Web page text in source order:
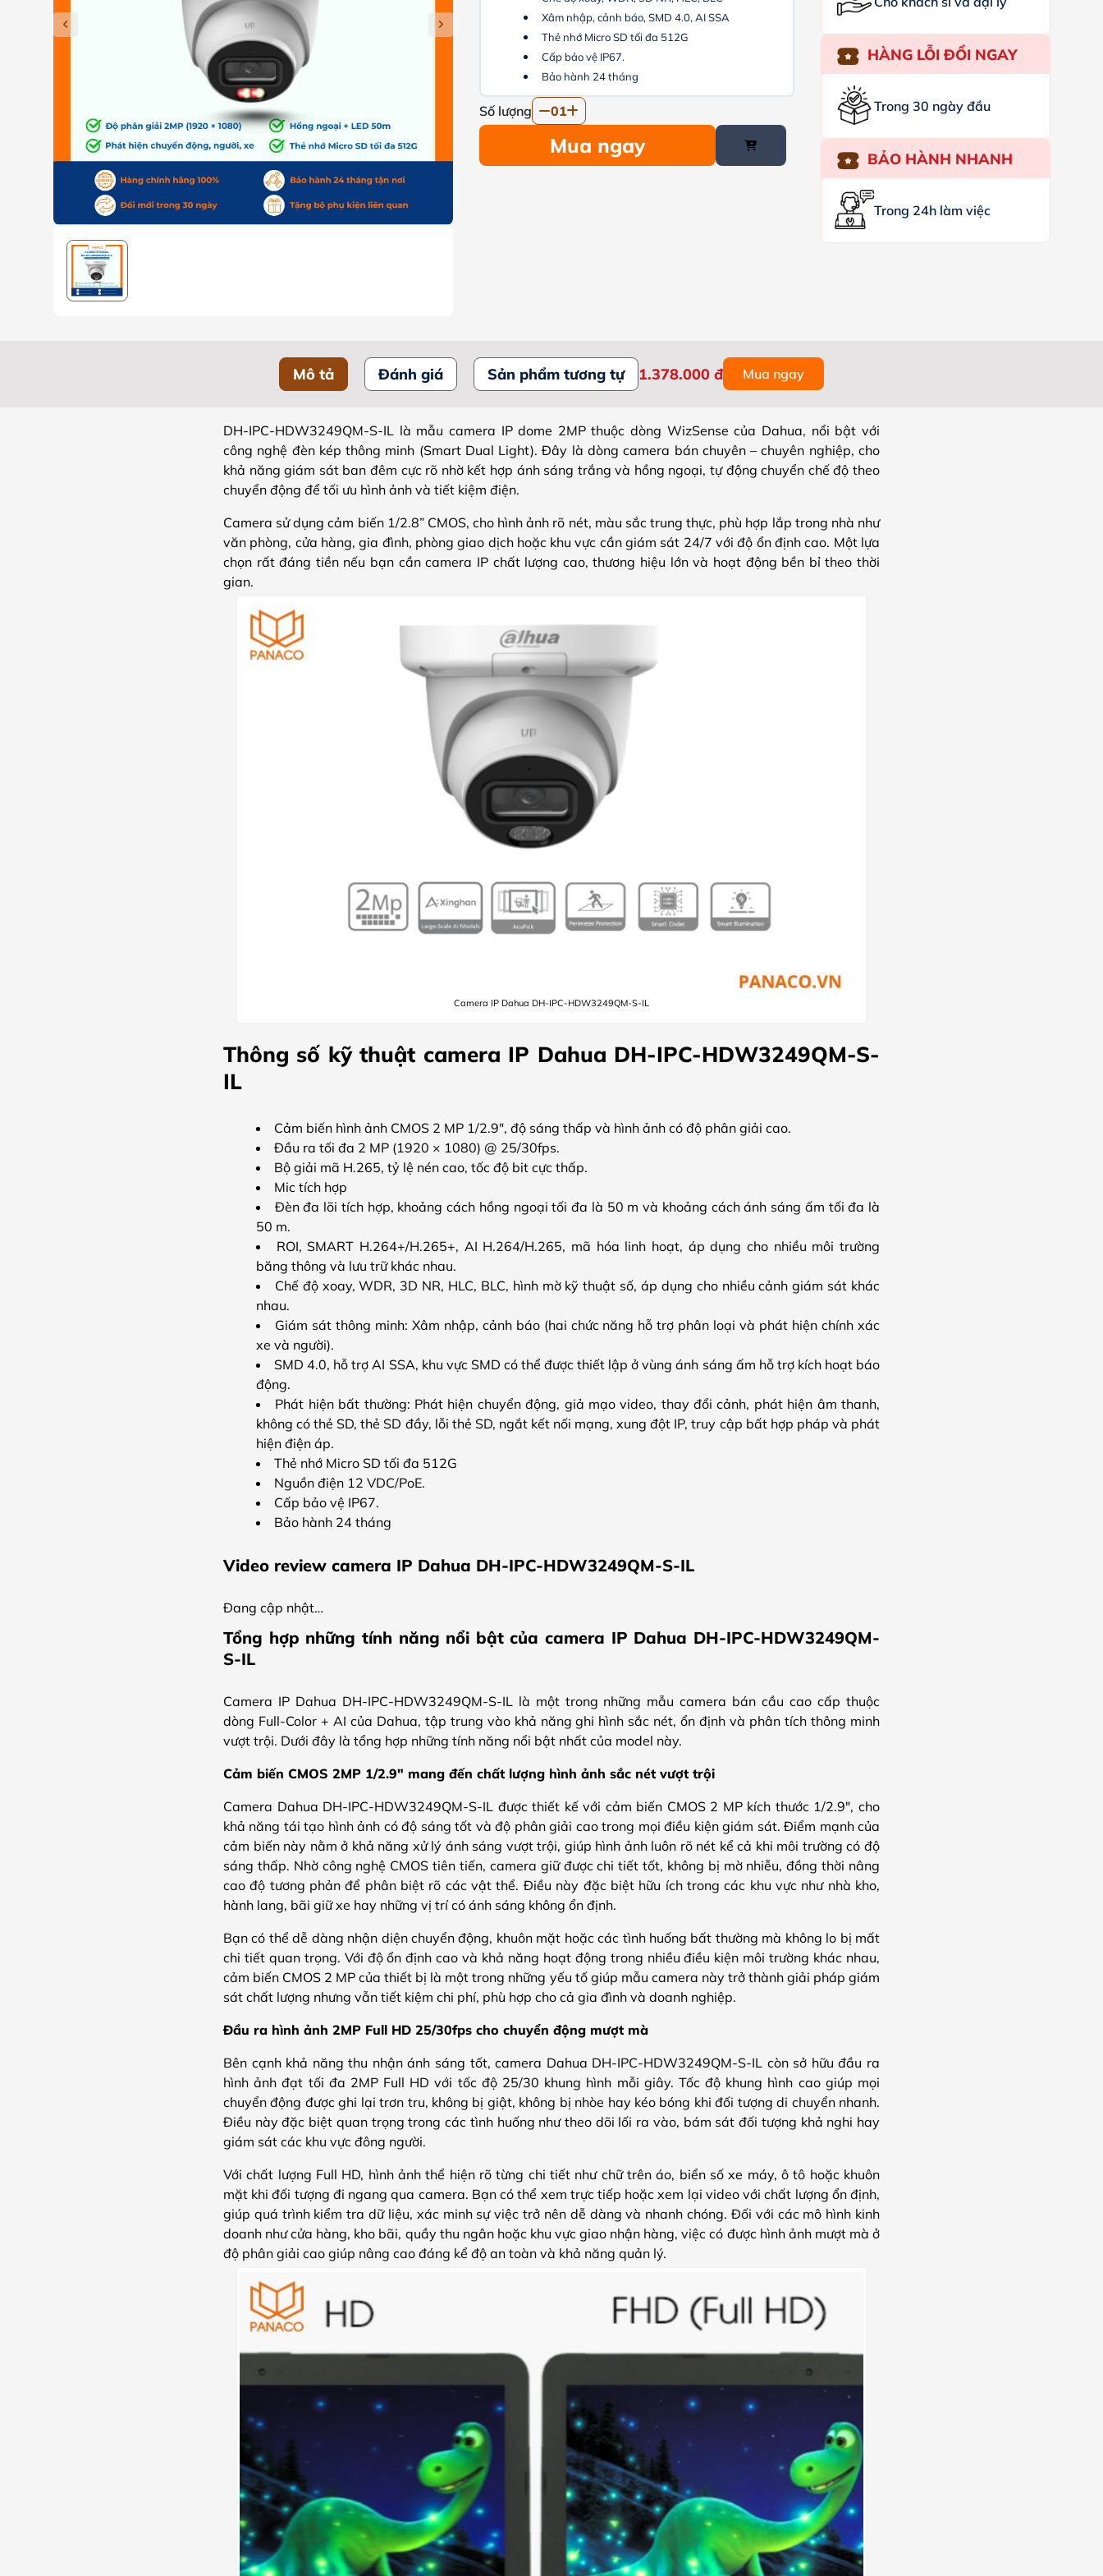
Xâm nhập, cảnh báo,SMD 4.0, AI SSA
Thẻ nhớ Micro SD tối đa 512G
Cấp bảo vệ IP67.
Bảo hành 24 tháng
Số lượng 01
Mua ngay
HÀNG LỖI ĐỔI NGAY
Trong 30 ngày đầu
BẢO HÀNH NHANH
Trong 24h làm việc
Mô tả Đánh giá Sản phẩm tương tự 1.378.000 đ Mua ngay
DH-IPC-HDW3249QM-S-IL là mẫu camera IP dome 2MP thuộc dòng WizSense của Dahua, nổi bật với
công nghệ đèn kép thông minh (Smart Dual Light). Đây là dòng camera bán chuyên – chuyên nghiệp, cho
khả năng giám sát ban đêm cực rõ nhờ kết hợp ánh sáng trắng và hồng ngoại, tự động chuyển chế độ theo
chuyển động để tối ưu hình ảnh và tiết kiệm điện.
Camera sử dụng cảm biến 1/2.8” CMOS, cho hình ảnh rõ nét, màu sắc trung thực, phù hợp lắp trong nhà như
văn phòng, cửa hàng, gia đình, phòng giao dịch hoặc khu vực cần giám sát 24/7 với độ ổn định cao. Một lựa
chọn rất đáng tiền nếu bạn cần camera IP chất lượng cao, thương hiệu lớn và hoạt động bền bỉ theo thời
gian.
Camera IP Dahua DH-IPC-HDW3249QM-S-IL
Thông số kỹ thuật camera IP Dahua DH-IPC-HDW3249QM-S-
IL
Cảm biến hình ảnh CMOS 2 MP 1/2.9″, độ sáng thấp và hình ảnh có độ phân giải cao.
Đầu ra tối đa 2 MP (1920 × 1080) @ 25/30fps.
Bộ giải mã H.265, tỷ lệ nén cao, tốc độ bit cực thấp.
Mic tích hợp
Đèn đa lõi tích hợp, khoảng cách hồng ngoại tối đa là 50 m và khoảng cách ánh sáng ấm tối đa là
50 m.
ROI, SMART H.264+/H.265+, AI H.264/H.265, mã hóa linh hoạt, áp dụng cho nhiều môi trường
băng thông và lưu trữ khác nhau.
Chế độ xoay, WDR, 3D NR, HLC, BLC, hình mờ kỹ thuật số, áp dụng cho nhiều cảnh giám sát khác
nhau.
Giám sát thông minh: Xâm nhập, cảnh báo (hai chức năng hỗ trợ phân loại và phát hiện chính xác
xe và người).
SMD 4.0, hỗ trợ AI SSA, khu vực SMD có thể được thiết lập ở vùng ánh sáng ấm hỗ trợ kích hoạt báo
động.
Phát hiện bất thường: Phát hiện chuyển động, giả mạo video, thay đổi cảnh, phát hiện âm thanh,
không có thẻ SD, thẻ SD đầy, lỗi thẻ SD, ngắt kết nối mạng, xung đột IP, truy cập bất hợp pháp và phát
hiện điện áp.
Thẻ nhớ Micro SD tối đa 512G
Nguồn điện 12 VDC/PoE.
Cấp bảo vệ IP67.
Bảo hành 24 tháng
Video review camera IP Dahua DH-IPC-HDW3249QM-S-IL
Đang cập nhật…
Tổng hợp những tính năng nổi bật của camera IP Dahua DH-IPC-HDW3249QM-
S-IL
Camera IP Dahua DH-IPC-HDW3249QM-S-IL là một trong những mẫu camera bán cầu cao cấp thuộc
dòng Full-Color + AI của Dahua, tập trung vào khả năng ghi hình sắc nét, ổn định và phân tích thông minh
vượt trội. Dưới đây là tổng hợp những tính năng nổi bật nhất của model này.
Cảm biến CMOS 2MP 1/2.9″ mang đến chất lượng hình ảnh sắc nét vượt trội
Camera Dahua DH-IPC-HDW3249QM-S-IL được thiết kế với cảm biến CMOS 2 MP kích thước 1/2.9″, cho
khả năng tái tạo hình ảnh có độ sáng tốt và độ phân giải cao trong mọi điều kiện giám sát. Điểm mạnh của
cảm biến này nằm ở khả năng xử lý ánh sáng vượt trội, giúp hình ảnh luôn rõ nét kể cả khi môi trường có độ
sáng thấp. Nhờ công nghệ CMOS tiên tiến, camera giữ được chi tiết tốt, không bị mờ nhiễu, đồng thời nâng
cao độ tương phản để phân biệt rõ các vật thể. Điều này đặc biệt hữu ích trong các khu vực như nhà kho,
hành lang, bãi giữ xe hay những vị trí có ánh sáng không ổn định.
Bạn có thể dễ dàng nhận diện chuyển động, khuôn mặt hoặc các tình huống bất thường mà không lo bị mất
chi tiết quan trọng. Với độ ổn định cao và khả năng hoạt động trong nhiều điều kiện môi trường khác nhau,
cảm biến CMOS 2 MP của thiết bị là một trong những yếu tố giúp mẫu camera này trở thành giải pháp giám
sát chất lượng nhưng vẫn tiết kiệm chi phí, phù hợp cho cả gia đình và doanh nghiệp.
Đầu ra hình ảnh 2MP Full HD 25/30fps cho chuyển động mượt mà
Bên cạnh khả năng thu nhận ánh sáng tốt, camera Dahua DH-IPC-HDW3249QM-S-IL còn sở hữu đầu ra
hình ảnh đạt tối đa 2MP Full HD với tốc độ 25/30 khung hình mỗi giây. Tốc độ khung hình cao giúp mọi
chuyển động được ghi lại trơn tru, không bị giật, không bị nhòe hay kéo bóng khi đối tượng di chuyển nhanh.
Điều này đặc biệt quan trọng trong các tình huống như theo dõi lối ra vào, bám sát đối tượng khả nghi hay
giám sát các khu vực đông người.
Với chất lượng Full HD, hình ảnh thể hiện rõ từng chi tiết như chữ trên áo, biển số xe máy, ô tô hoặc khuôn
mặt khi đối tượng đi ngang qua camera. Bạn có thể xem trực tiếp hoặc xem lại video với chất lượng ổn định,
giúp quá trình kiểm tra dữ liệu, xác minh sự việc trở nên dễ dàng và nhanh chóng. Đối với các mô hình kinh
doanh như cửa hàng, kho bãi, quầy thu ngân hoặc khu vực giao nhận hàng, việc có được hình ảnh mượt mà ở
độ phân giải cao giúp nâng cao đáng kể độ an toàn và khả năng quản lý.